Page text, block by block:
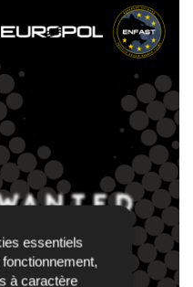
essentiels
à caractère
a mathëllefen, an
an der Stad Kontrollen
Fokus um Erhalt vun
der Garantie vum